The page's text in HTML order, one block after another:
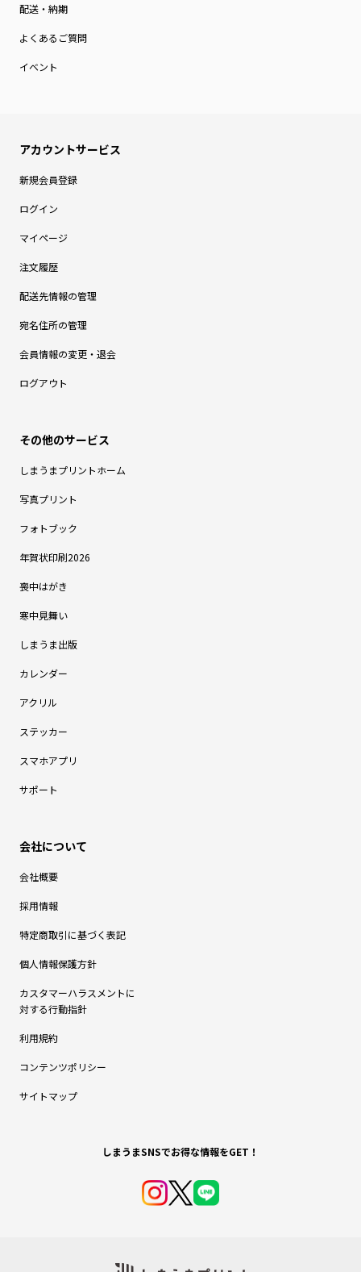
配送・納期
よくあるご質問
イベント
新規会員登録
ログイン
マイページ
注文履歴
配送先情報の管理
宛名住所の管理
会員情報の変更・退会
ログアウト
しまうまプリントホーム
写真プリント
フォトブック
年賀状印刷2026
喪中はがき
寒中見舞い
しまうま出版
カレンダー
アクリル
ステッカー
スマホアプリ
サポート
会社概要
採用情報
特定商取引に基づく表記
個人情報保護方針
カスタマーハラスメントに
対する行動指針
利用規約
コンテンツポリシー
サイトマップ